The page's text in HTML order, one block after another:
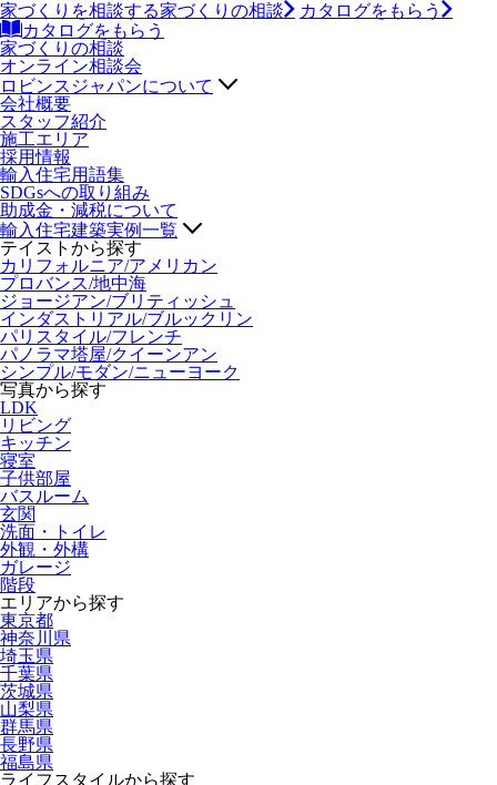
家づくりを相談する家づくりの相談
カタログをもらう
カタログをもらう
家づくりの相談
オンライン相談会
ロビンスジャパンについて
会社概要
スタッフ紹介
施工エリア
採用情報
輸入住宅用語集
SDGsへの取り組み
助成金・減税について
輸入住宅建築実例一覧
テイストから探す
カリフォルニア/アメリカン
プロバンス/地中海
ジョージアン/ブリティッシュ
インダストリアル/ブルックリン
パリスタイル/フレンチ
パノラマ塔屋/クイーンアン
シンプル/モダン/ニューヨーク
写真から探す
LDK
リビング
キッチン
寝室
子供部屋
バスルーム
玄関
洗面・トイレ
外観・外構
ガレージ
階段
エリアから探す
東京都
神奈川県
埼玉県
千葉県
茨城県
山梨県
群馬県
長野県
福島県
ライフスタイルから探す